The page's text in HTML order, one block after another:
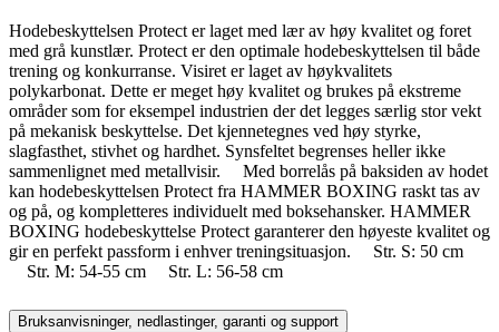
Hodebeskyttelsen Protect er laget med lær av høy kvalitet og foret
med grå kunstlær. Protect er den optimale hodebeskyttelsen til både
trening og konkurranse. Visiret er laget av høykvalitets
polykarbonat. Dette er meget høy kvalitet og brukes på ekstreme
områder som for eksempel industrien der det legges særlig stor vekt
på mekanisk beskyttelse. Det kjennetegnes ved høy styrke,
slagfasthet, stivhet og hardhet. Synsfeltet begrenses heller ikke
sammenlignet med metallvisir. Med borrelås på baksiden av hodet
kan hodebeskyttelsen Protect fra HAMMER BOXING raskt tas av
og på, og kompletteres individuelt med boksehansker. HAMMER
BOXING hodebeskyttelse Protect garanterer den høyeste kvalitet og
gir en perfekt passform i enhver treningsituasjon. Str. S: 50 cm
Str. M: 54-55 cm Str. L: 56-58 cm
Bruksanvisninger, nedlastinger, garanti og support